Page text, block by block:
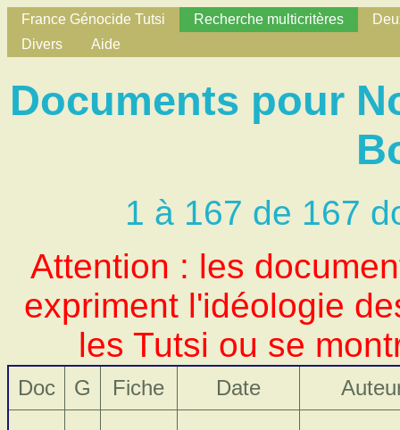
France Génocide Tutsi Recherche multicritères
Divers
Aide
Documents pour
1 à 167 de 167
Attention : les
expriment l'idéologie
les Tutsi ou se
Doc G Fiche Date